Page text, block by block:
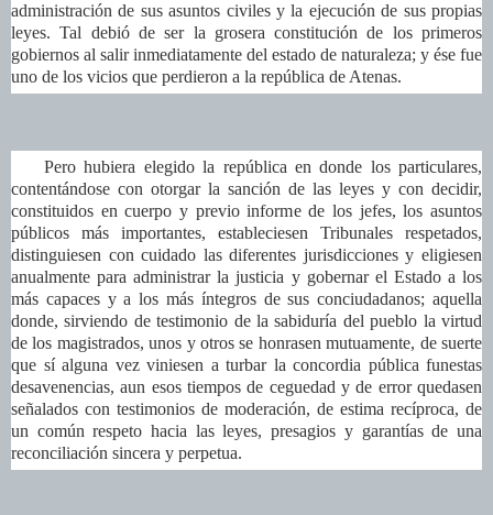
administración de sus asuntos civiles y la ejecución de sus propias
leyes. Tal debió de ser la grosera constitución de los primeros
gobiernos al salir inmediatamente del estado de naturaleza; y ése fue
uno de los vicios que perdieron a la república de Atenas.
Pero hubiera elegido la república en donde los particulares,
contentándose con otorgar la sanción de las leyes y con decidir,
constituidos en cuerpo y previo informe de los jefes, los asuntos
públicos más importantes, estableciesen Tribunales respetados,
distinguiesen con cuidado las diferentes jurisdicciones y eligiesen
anualmente para administrar la justicia y gobernar el Estado a los
más capaces y a los más íntegros de sus conciudadanos; aquella
donde, sirviendo de testimonio de la sabiduría del pueblo la virtud
de los magistrados, unos y otros se honrasen mutuamente, de suerte
que sí alguna vez viniesen a turbar la concordia pública funestas
desavenencias, aun esos tiempos de ceguedad y de error quedasen
señalados con testimonios de moderación, de estima recíproca, de
un común respeto hacia las leyes, presagios y garantías de una
reconciliación sincera y perpetua.